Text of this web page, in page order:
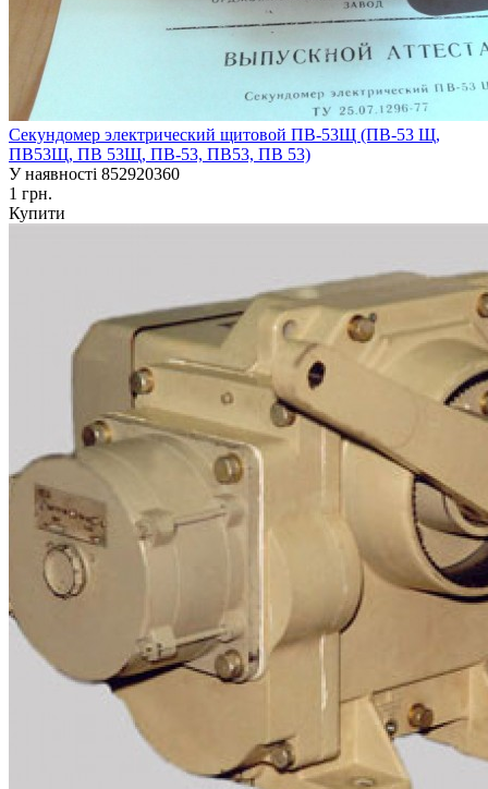
Секундомер электрический щитовой ПВ-53Щ (ПВ-53 Щ,
ПВ53Щ, ПВ 53Щ, ПВ-53, ПВ53, ПВ 53)
У наявності 852920360
1 грн.
Купити